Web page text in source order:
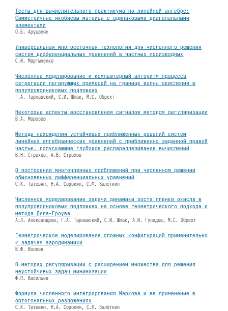
Тесты для вычислительного практикума по линейной алгебре:
Симметричные якобиевы матрицы с одинаковыми диагональными
элементами
О.Б. Арушанян
Универсальная многосеточная технология для численного решения
систем дифференциальных уравнений в частных производных
С.И. Мартыненко
Численное моделирование и компьютерный алгоритм процесса
сегрегации легирующих примесей на границе волны окисления в
полупроводниковых подложках
Г.А. Тарнавский, С.И. Шпак, М.С. Обрехт
Некоторые аспекты восстановления сигналов методом регуляризации
В.А. Морозов
Методы нахождения устойчивых приближенных решений систем
линейных алгебраических уравнений с приближенно заданной правой
частью, допускающие глубокое распараллеливание вычислений
В.Н. Страхов, А.В. Страхов
О построении многочленных приближений при численном решении
обыкновенных дифференциальных уравнений
С.К. Татевян, Н.А. Сорокин, С.Ф. Залёткин
Численное моделирование задачи динамики роста пленки окисла в
полупроводниковых подложках на основе геометрического подхода и
метода Дила-Гроува
А.Л. Александров, Г.А. Тарнавский, С.И. Шпак, А.И. Гулидов, М.С. Обрехт
Геометрическое моделирование сложных конфигураций применительно
к задачам аэродинамики
В.Ф. Волков
О методах регуляризации с расширением множества для решения
неустойчивых задач минимизации
Ф.П. Васильев
Формула численного интегрирования Маркова и ее применение в
ортогональных разложениях
С.К. Татевян, Н.А. Сорокин, С.Ф. Залёткин